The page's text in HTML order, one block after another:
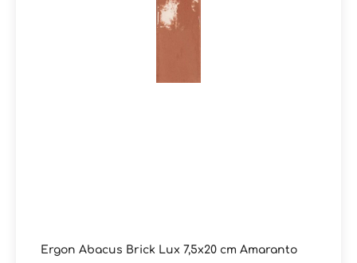
Ergon Abacus Brick Lux 7,5x20 cm Amaranto